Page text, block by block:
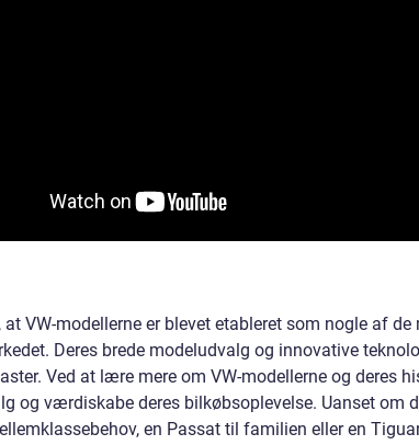
at VW-modellerne er blevet etableret som nogle af
Deres brede modeludvalg og innovative
Ved at lære mere om VW-modellerne og deres
og værdiskabe deres bilkøbsoplevelse. Uanset om
en Passat til familien eller en